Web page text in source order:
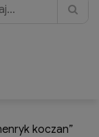
koczan”